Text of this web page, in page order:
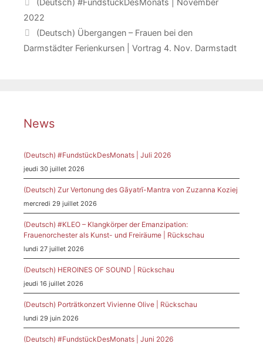
2022
(Deutsch) Übergangen – Frauen bei den
Darmstädter Ferienkursen | Vortrag 4. Nov. Darmstadt
News
(Deutsch) #FundstückDesMonats | Juli 2026
jeudi 30 juillet 2026
(Deutsch) Zur Vertonung des Gāyatrī-Mantra von Zuzanna Koziej
mercredi 29 juillet 2026
(Deutsch) #KLEO – Klangkörper der Emanzipation:
Frauenorchester als Kunst- und Freiräume | Rückschau
lundi 27 juillet 2026
(Deutsch) HEROINES OF SOUND | Rückschau
jeudi 16 juillet 2026
(Deutsch) Porträtkonzert Vivienne Olive | Rückschau
lundi 29 juin 2026
(Deutsch) #FundstückDesMonats | Juni 2026